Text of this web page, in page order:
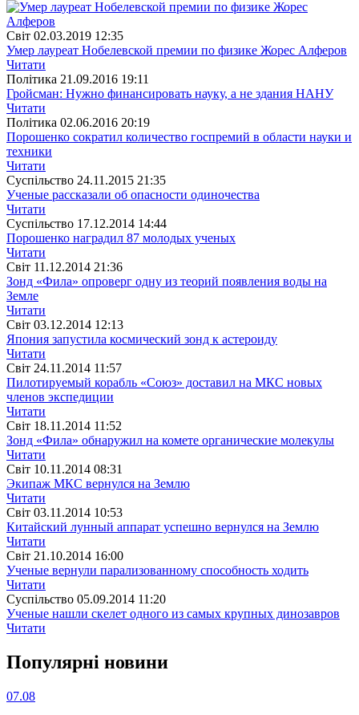
Свiт 02.03.2019 12:35
Умер лауреат Нобелевской премии по физике Жорес Алферов
Читати
Полiтика 21.09.2016 19:11
Гройсман: Нужно финансировать науку, а не здания НАНУ
Читати
Полiтика 02.06.2016 20:19
Порошенко сократил количество госпремий в области науки и
техники
Читати
Суспiльство 24.11.2015 21:35
Ученые рассказали об опасности одиночества
Читати
Суспiльство 17.12.2014 14:44
Порошенко наградил 87 молодых ученых
Читати
Свiт 11.12.2014 21:36
Зонд «Фила» опроверг одну из теорий появления воды на
Земле
Читати
Свiт 03.12.2014 12:13
Япония запустила космический зонд к астероиду
Читати
Свiт 24.11.2014 11:57
Пилотируемый корабль «Союз» доставил на МКС новых
членов экспедиции
Читати
Свiт 18.11.2014 11:52
Зонд «Фила» обнаружил на комете органические молекулы
Читати
Свiт 10.11.2014 08:31
Экипаж МКС вернулся на Землю
Читати
Свiт 03.11.2014 10:53
Китайский лунный аппарат успешно вернулся на Землю
Читати
Свiт 21.10.2014 16:00
Ученые вернули парализованному способность ходить
Читати
Суспiльство 05.09.2014 11:20
Ученые нашли скелет одного из самых крупных динозавров
Читати
Популярнi новини
07.08